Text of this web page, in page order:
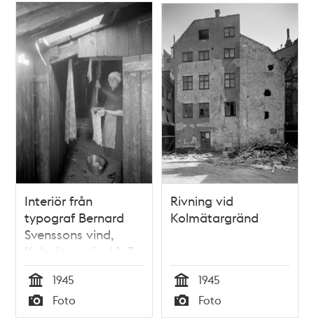
Interiör från
typograf Bernard
Svenssons vind,
Kolmätargränd 1, 3
tr
Tid
1945
Typ
Foto
Rivning vid
Kolmätargränd
Tid
1945
Typ
Foto